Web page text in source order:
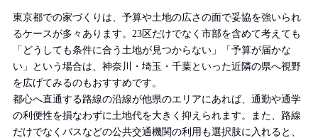
東京都での家づくりは、予算や土地の広さの面で妥協を強いられ
るケースが多々あります。23区だけでなく市部を含めて考えても
「どうしても条件に合う土地が見つからない」「予算が届かな
い」という場合は、神奈川・埼玉・千葉といった近隣の県へ視野
を広げてみるのもおすすめです。
都心へ直通する路線の沿線が他県のエリアにあれば、通勤や通学
の利便性を損なわずに土地代を大きく抑えられます。また、路線
だけでなくバスなどの公共交通機関の利用も選択肢に入れると、